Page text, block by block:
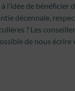
l’idée de bénéficier
décennale,
? Les
de nous écrire